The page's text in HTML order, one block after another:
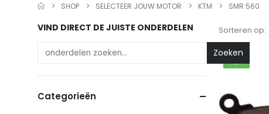
SHOP SELECTEER JOUW MOTOR KTM SMR 560
Sorteren op:
HOT
VIND DIRECT DE JUISTE ONDERDELEN
Zoeken
Categorieën